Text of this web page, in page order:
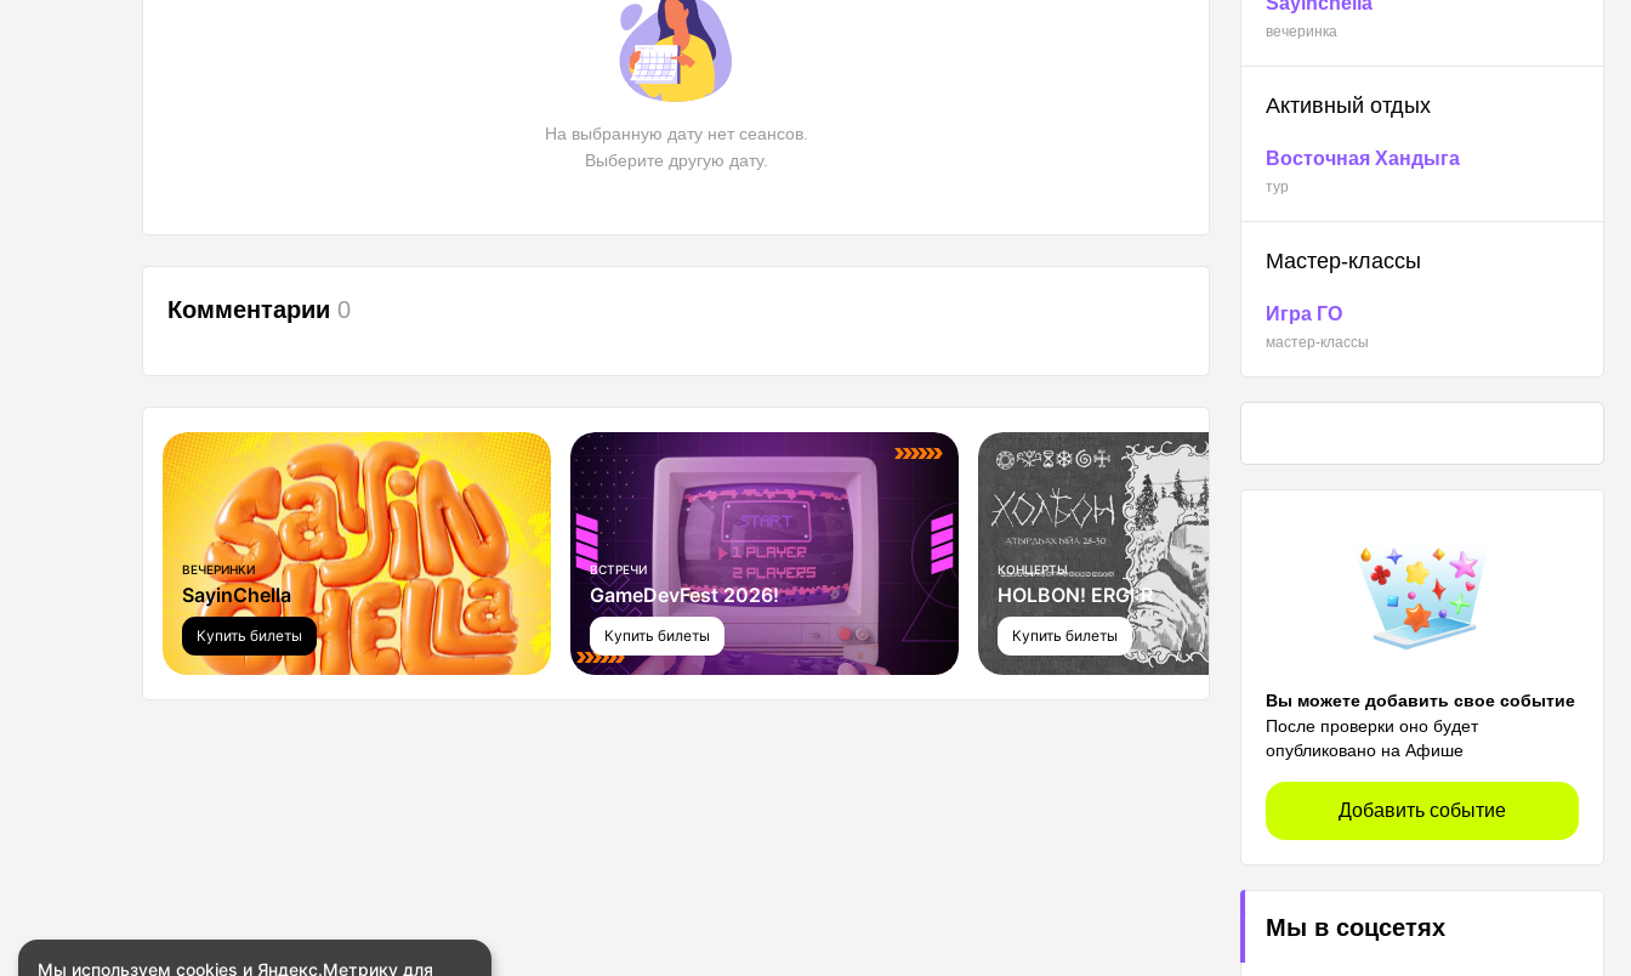
Мы используем cookies и Яндекс.Метрику для
На выбранную дату нет сеансов.
Выберите другую дату.
Комментарии 0
ВЕЧЕРИНКИ
SayinChella
Купить билеты
ВСТРЕЧИ
GameDevFest 2026!
Купить билеты
КОНЦЕРТЫ
HOLBON! ERGI:R
Купить билеты
ВСТРЕЧИ
YKT GEEK FEST
Купить билеты
вечеринка
Активный отдых
Восточная Хандыга
тур
Мастер-классы
Игра ГО
мастер-классы
Вы можете добавить свое событие
После проверки оно будет
опубликовано на Афише
Добавить событие
Мы в соцсетях